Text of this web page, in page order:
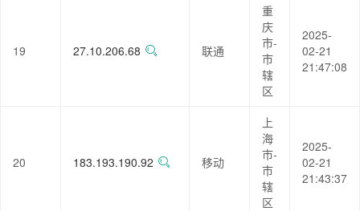
19 27.10.206.68 联通
重
庆
市-
市
辖
区
2025-
02-21
21:47:08
20 183.193.190.92 移动
上
海
市-
市
辖
区
2025-
02-21
21:43:37